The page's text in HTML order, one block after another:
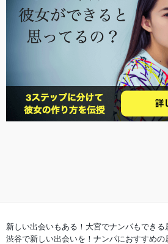
新しい出会いもある！大宮でナンパもできる
渋谷で新しい出会いを！ナンパにおすすめの